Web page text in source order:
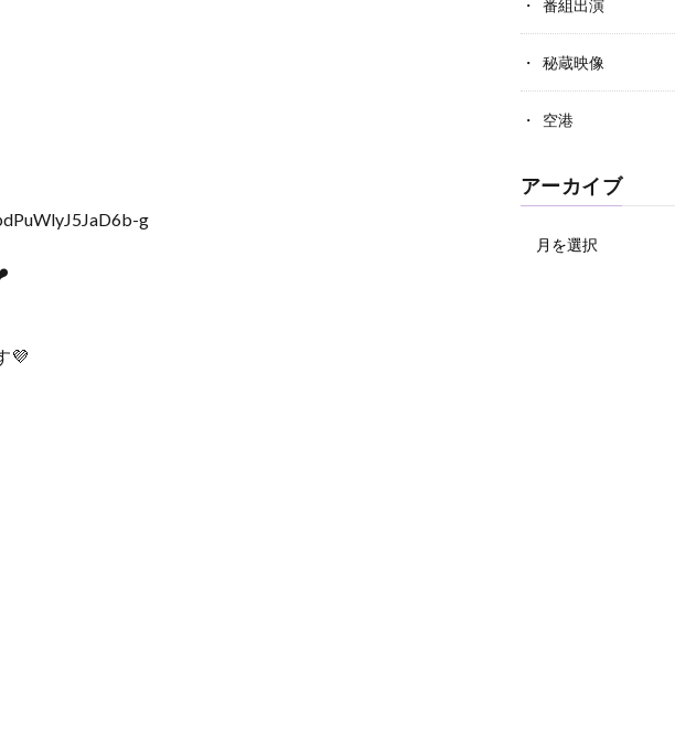
g
💜
番組出演
秘蔵映像
空港
アーカイブ